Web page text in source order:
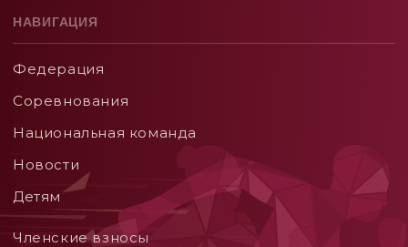
НАВИГАЦИЯ
Федерация
Соревнования
Национальная команда
Новости
Детям
Членские взносы